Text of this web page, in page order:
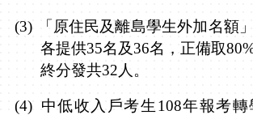
(3)
「原住民及離島學生外加名額
各提供35名及36名，正備取
終分發共32 人。
(4) 中低收入戶考生 108年報考轉